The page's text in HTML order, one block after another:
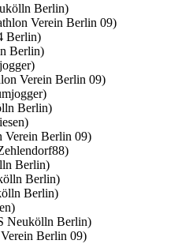
Berlin)
Verein Berlin 09)
Berlin)
Berlin)
Verein Berlin 09)
Berlin)
Verein Berlin 09)
Berlin)
Berlin)
Berlin)
Neukölln Berlin)
Berlin 09)